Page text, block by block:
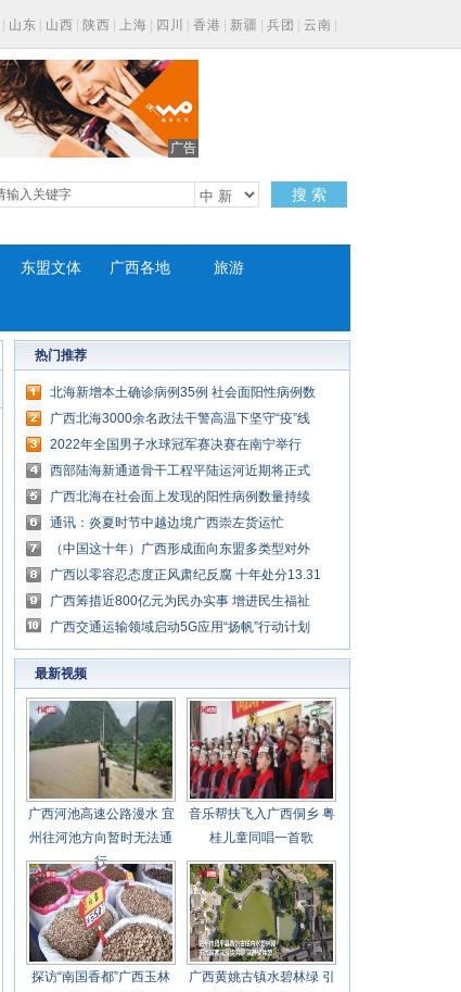
山东 山西 陕西 上海 四川 香港 新疆 兵团 云南
广告
搜 索
东盟文体 广西各地 旅游
热门推荐
北海新增本土确诊病例35例 社会面阳性病例数
量持续降低
广西北海3000余名政法干警高温下坚守“疫”线
2022年全国男子水球冠军赛决赛在南宁举行
西部陆海新通道骨干工程平陆运河近期将正式
开工
广西北海在社会面上发现的阳性病例数量持续
降低
通讯：炎夏时节中越边境广西崇左货运忙
（中国这十年）广西形成面向东盟多类型对外
开放平台
广西以零容忍态度正风肃纪反腐 十年处分13.31
万人
广西筹措近800亿元为民办实事 增进民生福祉
广西交通运输领域启动5G应用“扬帆”行动计划
最新视频
广西河池高速公路漫水 宜
州往河池方向暂时无法通
行
音乐帮扶飞入广西侗乡 粤
桂儿童同唱一首歌
探访“南国香都”广西玉林
广西黄姚古镇水碧林绿 引